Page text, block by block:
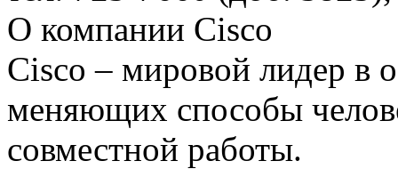
О компании Cisco
Cisco – мировой лидер в
меняющих способы
совместной работы.